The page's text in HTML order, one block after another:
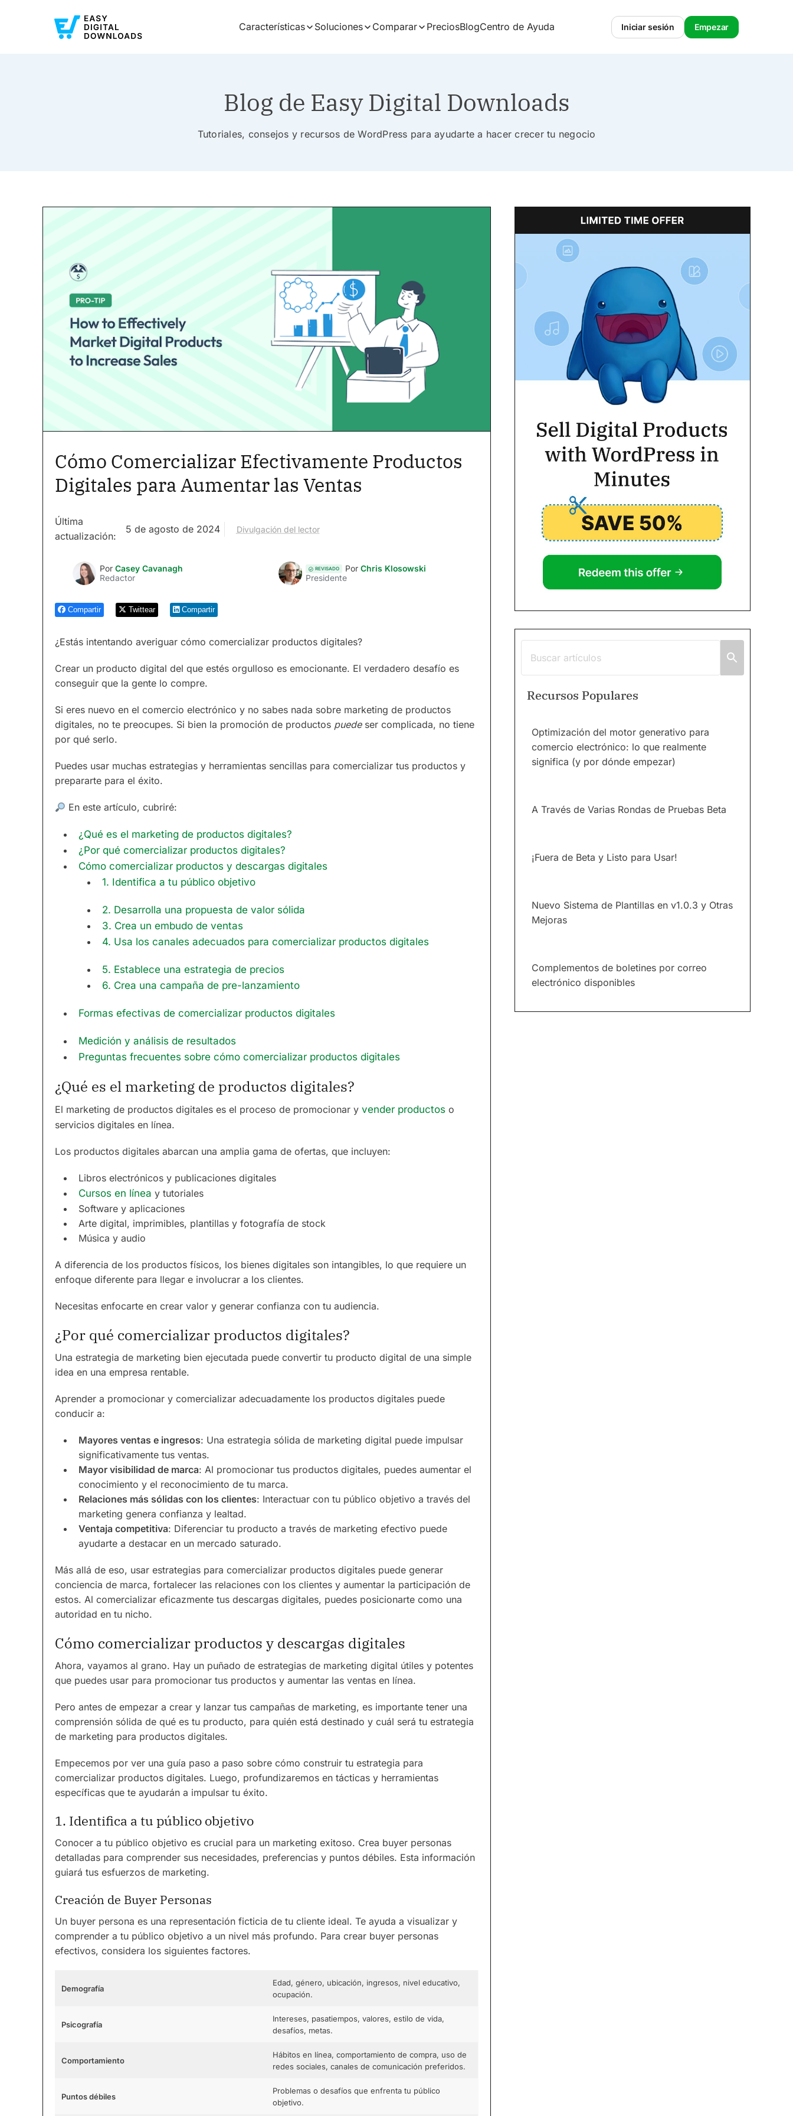
Características Soluciones Comparar PreciosBlogCentro de Ayuda Iniciar sesión Empezar
Blog de Easy Digital Downloads
Tutoriales, consejos y recursos de WordPress para ayudarte a hacer crecer tu negocio
Cómo Comercializar Efectivamente Productos
Digitales para Aumentar las Ventas
Última
actualización:
5 de agosto de 2024 Divulgación del lector
Por Casey Cavanagh
Redactor
REVISADO Por Chris Klosowski
Presidente
Compartir Twittear Compartir
¿Estás intentando averiguar cómo comercializar productos digitales?
Crear un producto digital del que estés orgulloso es emocionante. El verdadero desafío es
conseguir que la gente lo compre.
Si eres nuevo en el comercio electrónico y no sabes nada sobre marketing de productos
digitales, no te preocupes. Si bien la promoción de productos puedeser complicada, no tiene
por qué serlo.
Puedes usar muchas estrategias y herramientas sencillas para comercializar tus productos y
prepararte para el éxito.
En este artículo, cubriré:
¿Qué es el marketing de productos digitales?
¿Por qué comercializar productos digitales?
Cómo comercializar productos y descargas digitales
1. Identifica a tu público objetivo
2. Desarrolla una propuesta de valor sólida
3. Crea un embudo de ventas
4. Usa los canales adecuados para comercializar productos digitales
5. Establece una estrategia de precios
6. Crea una campaña de pre-lanzamiento
Formas efectivas de comercializar productos digitales
Medición y análisis de resultados
Preguntas frecuentes sobre cómo comercializar productos digitales
¿Qué es el marketing de productos digitales?
El marketing de productos digitales es el proceso de promocionar y vender productos o
servicios digitales en línea.
Los productos digitales abarcan una amplia gama de ofertas, que incluyen:
Libros electrónicos y publicaciones digitales
Cursos en línea y tutoriales
Software y aplicaciones
Arte digital, imprimibles, plantillas y fotografía de stock
Música y audio
A diferencia de los productos físicos, los bienes digitales son intangibles, lo que requiere un
enfoque diferente para llegar e involucrar a los clientes.
Necesitas enfocarte en crear valor y generar confianza con tu audiencia.
¿Por qué comercializar productos digitales?
Una estrategia de marketing bien ejecutada puede convertir tu producto digital de una simple
idea en una empresa rentable.
Aprender a promocionar y comercializar adecuadamente los productos digitales puede
conducir a:
Mayores ventas e ingresos: Una estrategia sólida de marketing digital puede impulsar
significativamente tus ventas.
Mayor visibilidad de marca: Al promocionar tus productos digitales, puedes aumentar el
conocimiento y el reconocimiento de tu marca.
Relaciones más sólidas con los clientes: Interactuar con tu público objetivo a través del
marketing genera confianza y lealtad.
Ventaja competitiva: Diferenciar tu producto a través de marketing efectivo puede
ayudarte a destacar en un mercado saturado.
Más allá de eso, usar estrategias para comercializar productos digitales puede generar
conciencia de marca, fortalecer las relaciones con los clientes y aumentar la participación de
estos. Al comercializar eficazmente tus descargas digitales, puedes posicionarte como una
autoridad en tu nicho.
Cómo comercializar productos y descargas digitales
Ahora, vayamos al grano. Hay un puñado de estrategias de marketing digital útiles y potentes
que puedes usar para promocionar tus productos y aumentar las ventas en línea.
Pero antes de empezar a crear y lanzar tus campañas de marketing, es importante tener una
comprensión sólida de qué es tu producto, para quién está destinado y cuál será tu estrategia
de marketing para productos digitales.
Empecemos por ver una guía paso a paso sobre cómo construir tu estrategia para
comercializar productos digitales. Luego, profundizaremos en tácticas y herramientas
específicas que te ayudarán a impulsar tu éxito.
1. Identifica a tu público objetivo
Conocer a tu público objetivo es crucial para un marketing exitoso. Crea buyer personas
detalladas para comprender sus necesidades, preferencias y puntos débiles. Esta información
guiará tus esfuerzos de marketing.
Creación de Buyer Personas
Un buyer persona es una representación ficticia de tu cliente ideal. Te ayuda a visualizar y
comprender a tu público objetivo a un nivel más profundo. Para crear buyer personas
efectivos, considera los siguientes factores.
Demografía
Edad, género, ubicación, ingresos, nivel educativo,
ocupación.
Psicografía
Intereses, pasatiempos, valores, estilo de vida,
desafíos, metas.
Comportamiento
Hábitos en línea, comportamiento de compra, uso de
redes sociales, canales de comunicación preferidos.
Puntos débiles
Problemas o desafíos que enfrenta tu público
objetivo.
Recursos Populares
Optimización del motor generativo para
comercio electrónico: lo que realmente
significa (y por dónde empezar)
A Través de Varias Rondas de Pruebas Beta
¡Fuera de Beta y Listo para Usar!
Nuevo Sistema de Plantillas en v1.0.3 y Otras
Mejoras
Complementos de boletines por correo
electrónico disponibles